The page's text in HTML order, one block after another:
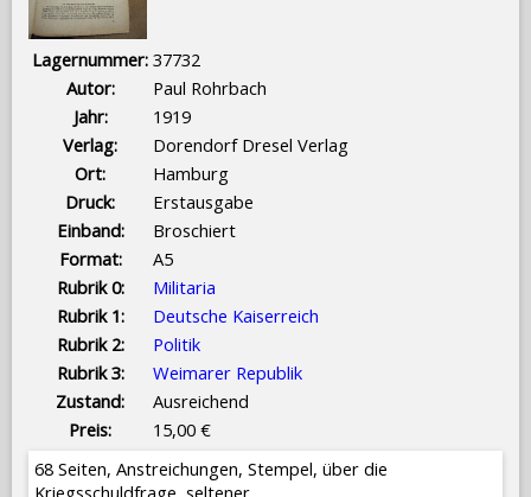
Lagernummer: 37732
Autor:
Paul Rohrbach
Jahr:
1919
Verlag:
Dorendorf Dresel Verlag
Ort:
Hamburg
Druck:
Erstausgabe
Einband:
Broschiert
Format:
A5
Rubrik 0:
Militaria
Rubrik 1:
Deutsche Kaiserreich
Rubrik 2:
Politik
Rubrik 3:
Weimarer Republik
Zustand:
Ausreichend
Preis:
15,00 €
68 Seiten, Anstreichungen, Stempel, über die
Kriegsschuldfrage, seltener